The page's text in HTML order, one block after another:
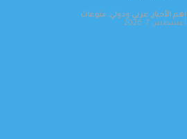
اهم الأخبار, عربي ودولي, منوعات
أغسطس 7, 2026